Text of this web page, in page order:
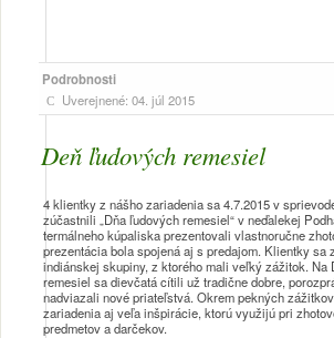
Podrobnosti
Uverejnené: 04. júl 2015
Deň ľudových remesiel
4 klientky z nášho zariadenia sa 4.7.2015 v
zúčastnili „Dňa ľudových remesiel“ v neďalekej
termálneho kúpaliska prezentovali vlastnoručne
prezentácia bola spojená aj s predajom. Klientky sa
indiánskej skupiny, z ktorého mali veľký zážitok. Na
remesiel sa dievčatá cítili už tradične dobre,
nadviazali nové priateľstvá. Okrem pekných
zariadenia aj veľa inšpirácie, ktorú využijú pri
predmetov a darčekov.